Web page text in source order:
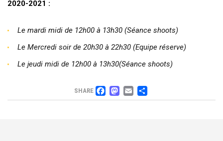
2020-2021 :
Le mardi midi de 12h00 à 13h30 (Séance shoots)
Le Mercredi soir de 20h30 à 22h30 (Equipe réserve)
Le jeudi midi de 12h00 à 13h30(Séance shoots)
SHARE FACEBOOK
MASTODON
EMAIL
PARTAGER